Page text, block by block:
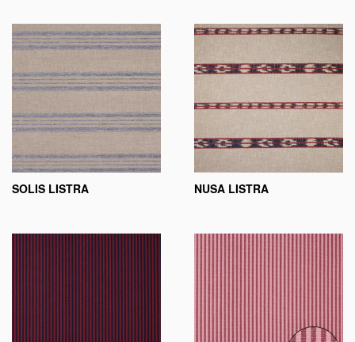
SOLIS LISTRA NUSA LISTRA